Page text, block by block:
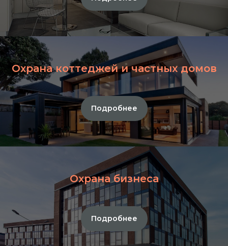
Охрана коттеджей и частных домов
Подробнее
Охрана бизнеса
Подробнее